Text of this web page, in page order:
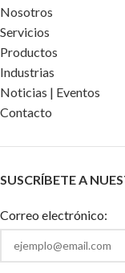
Nosotros
Servicios
Productos
Industrias
Noticias | Eventos
Contacto
SUSCRÍBETE A
Correo electrónico: